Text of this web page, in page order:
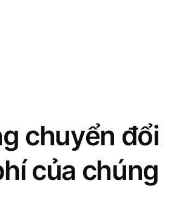
chuyển đổi
của chúng